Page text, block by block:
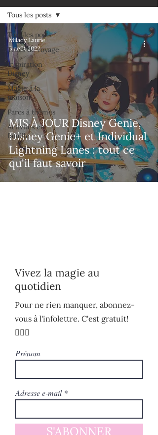
Tous les posts
Trucs de voyage
Inspiration
Disney
Magie à la
maison
Parcs à thèmes
Activités en
famille
Tous les posts
MIS À JOUR Disney Genie,
Disney Genie+ et Individual
Lightning Lanes : tout ce
qu'il faut savoir
Milady Laurie
9 août 2022
Vivez la magie au
quotidien
Pour ne rien manquer, abonnez-
vous à l'infolettre. C'est gratuit!
🧚🏻‍♀️
Prénom
Adresse e-mail
S'ABONNER